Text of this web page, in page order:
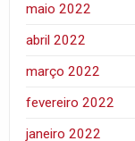
maio 2022
abril 2022
março 2022
fevereiro 2022
janeiro 2022